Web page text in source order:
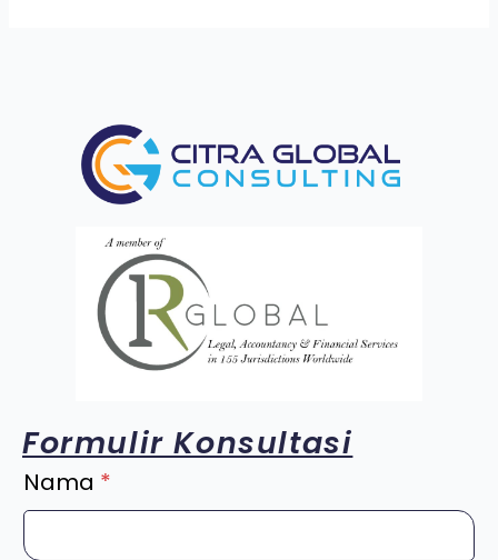
Formulir Konsultasi
Nama *